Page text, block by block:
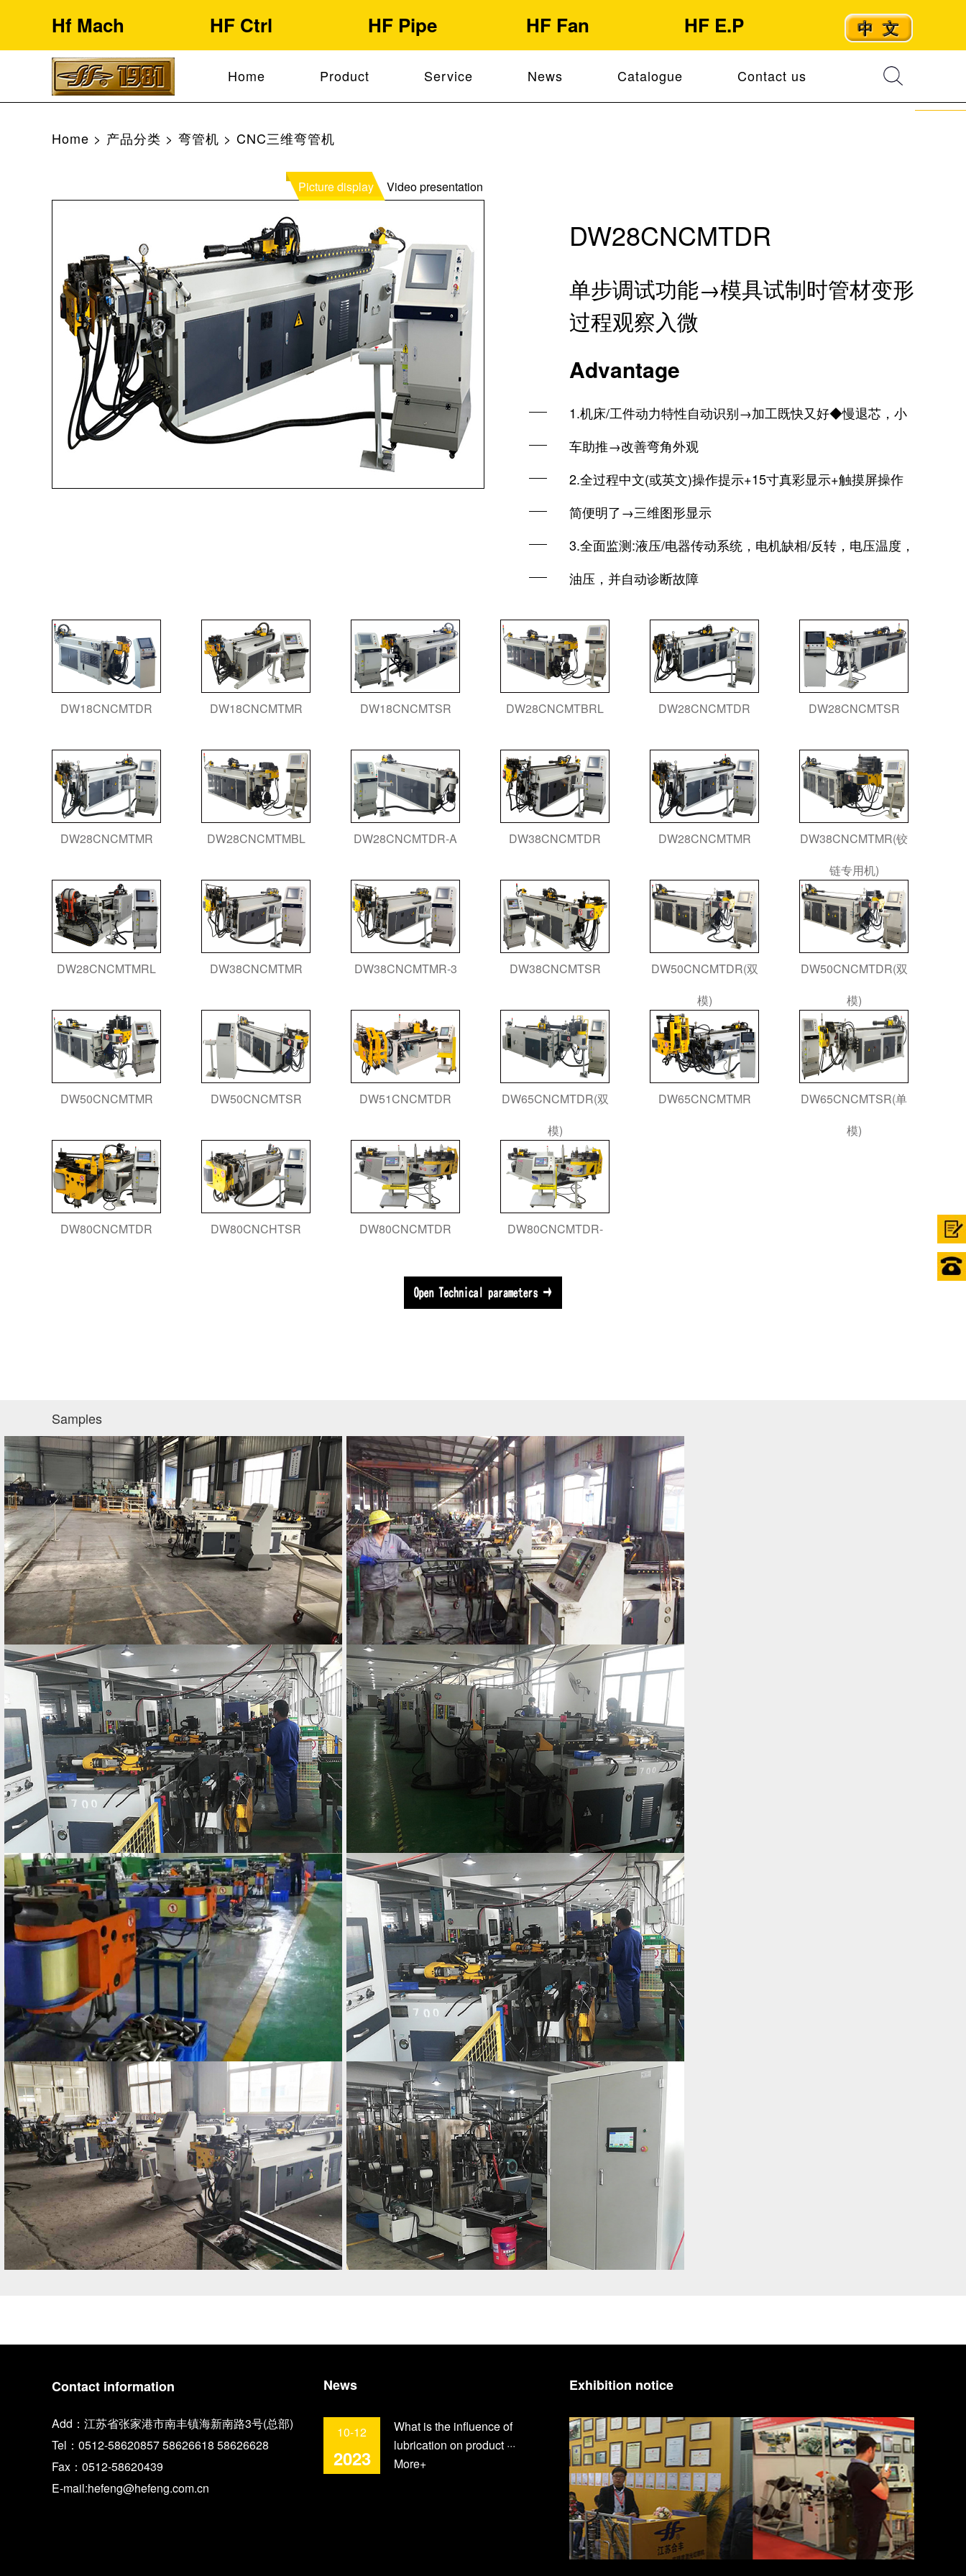
Hf Mach HF Ctrl HF Pipe HF Fan HF E.P
Home Product Service News Catalogue Contact us
Home > 产品分类 > 弯管机 > CNC三维弯管机
Picture display Video presentation
DW28CNCMTDR
单步调试功能→模具试制时管材变形
过程观察入微
Advantage
1.机床/工件动力特性自动识别→加工既快又好◆慢退芯，小
车助推→改善弯角外观
2.全过程中文(或英文)操作提示+15寸真彩显示+触摸屏操作
简便明了→三维图形显示
3.全面监测:液压/电器传动系统，电机缺相/反转，电压温度，
油压，并自动诊断故障
DW18CNCMTDR DW18CNCMTMR DW18CNCMTSR DW28CNCMTBRL DW28CNCMTDR DW28CNCMTSR
DW28CNCMTMR DW28CNCMTMBL DW28CNCMTDR-A DW38CNCMTDR DW28CNCMTMR
DW38CNCMTMR(铰
链专用机)
DW28CNCMTMRL DW38CNCMTMR DW38CNCMTMR-3 DW38CNCMTSR
DW50CNCMTDR(双
模)
DW50CNCMTDR(双
模)
DW50CNCMTMR DW50CNCMTSR DW51CNCMTDR
DW65CNCMTDR(双
模)
DW65CNCMTMR
DW65CNCMTSR(单
模)
DW80CNCMTDR DW80CNCHTSR DW80CNCMTDR
DW80CNCMTDR-
Samples
Contact information
Add：江苏省张家港市南丰镇海新南路3号(总部)
Tel：0512-58620857 58626618 58626628
Fax：0512-58620439
E-mail:hefeng@hefeng.com.cn
News
10-12
2023
What is the influence of
lubrication on product ···
More+
Exhibition notice